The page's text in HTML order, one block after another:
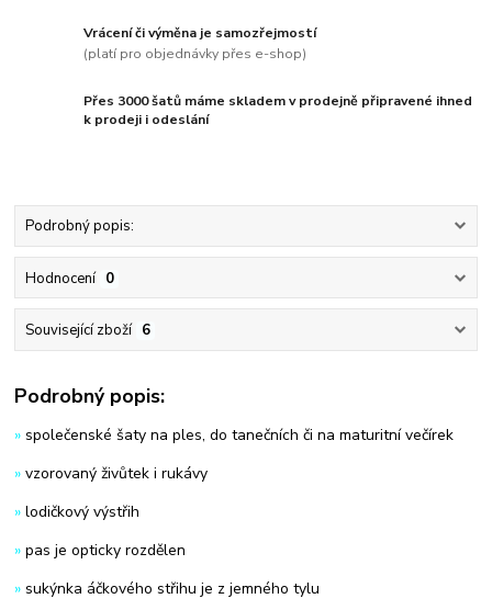
Vrácení či výměna je samozřejmostí
(platí pro objednávky přes e-shop)
Přes 3000 šatů máme skladem v prodejně připravené ihned
k prodeji i odeslání
Podrobný popis:
Hodnocení 0
Související zboží 6
Podrobný popis:
» společenské šaty na ples, do tanečních či na maturitní večírek
» vzorovaný živůtek i rukávy
» lodičkový výstřih
» pas je opticky rozdělen
» sukýnka áčkového střihu je z jemného tylu